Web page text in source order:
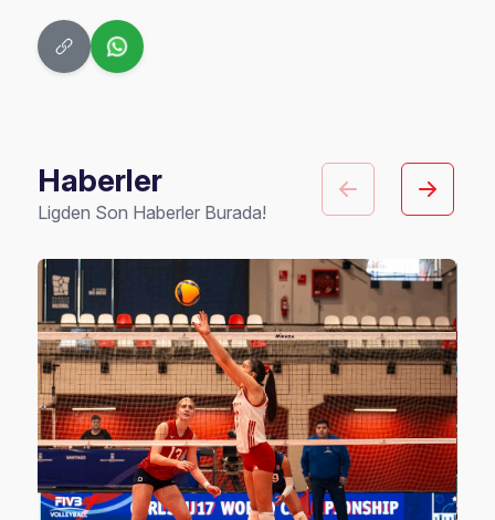
Haberler
Ligden Son Haberler Burada!